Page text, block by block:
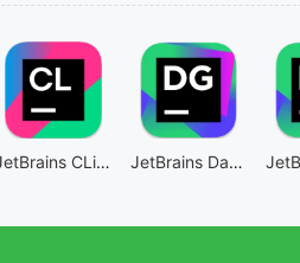
JetBrains CLion JetBrains DataGrip Intel芯片版